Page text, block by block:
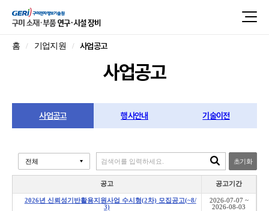
홈 기업지원 사업공고
사업공고
사업공고 행사안내 기술이전
초기화
공고 공고기간
2026년 신뢰성기반활용지원사업 수시형(2차) 모집공고(~8/
3)
2026-07-07 ~
2026-08-03